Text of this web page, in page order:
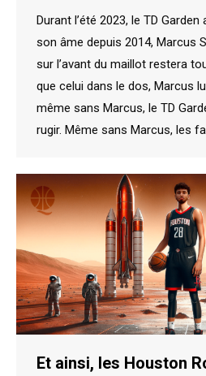
Durant l’été 2023, le TD
son âme depuis 2014, Marcus
sur l’avant du maillot restera
que celui dans le dos, Marcus
même sans Marcus, le TD
rugir. Même sans Marcus, les
Et ainsi, les Houston